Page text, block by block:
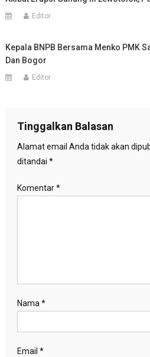
Editor
Kepala BNPB Bersama Menko PMK
Dan Bogor
Editor
Tinggalkan Balasan
Alamat email Anda tidak akan
ditandai *
Komentar*
Nama*
Email *